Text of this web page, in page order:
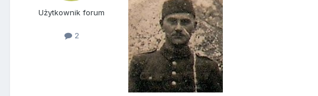
Użytkownik forum
2